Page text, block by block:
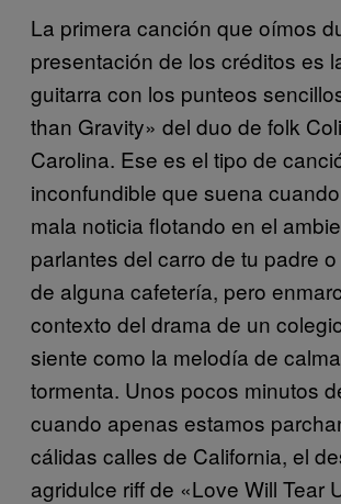
La primera canción que oímos
presentación de los créditos es
guitarra con los punteos
than Gravity» del duo de folk
Carolina. Ese es el tipo de
inconfundible que suena
mala noticia flotando en el
parlantes del carro de tu padre
de alguna cafetería, pero
contexto del drama de un
siente como la melodía de
tormenta. Unos pocos minutos
cuando apenas estamos
cálidas calles de California, el
agridulce riff de «Love Will Tear